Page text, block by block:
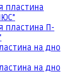
пластина
пластина П-
на дно
на дно